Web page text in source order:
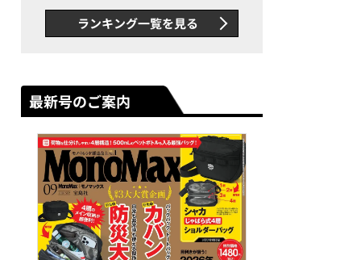
録…ほか【休日バッグの人気
記事ランキングベスト3】
（2026年6月版）
ランキング一覧を見る
最新号のご案内